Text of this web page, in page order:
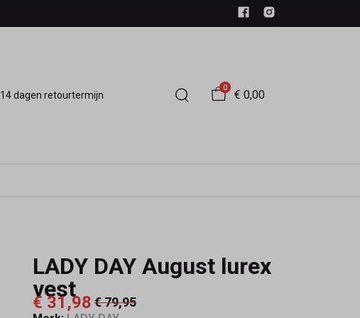
14 dagen retourtermijn
0
€ 0,00
LADY DAY August lurex
vest
€ 31,98 € 79,95